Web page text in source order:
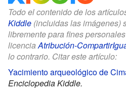
Todo el contenido de los
Kiddle (incluidas las imágenes)
libremente para fines
licencia Atribución-
lo contrario. Citar este artículo:
Yacimiento arqueológico de
Enciclopedia Kiddle.